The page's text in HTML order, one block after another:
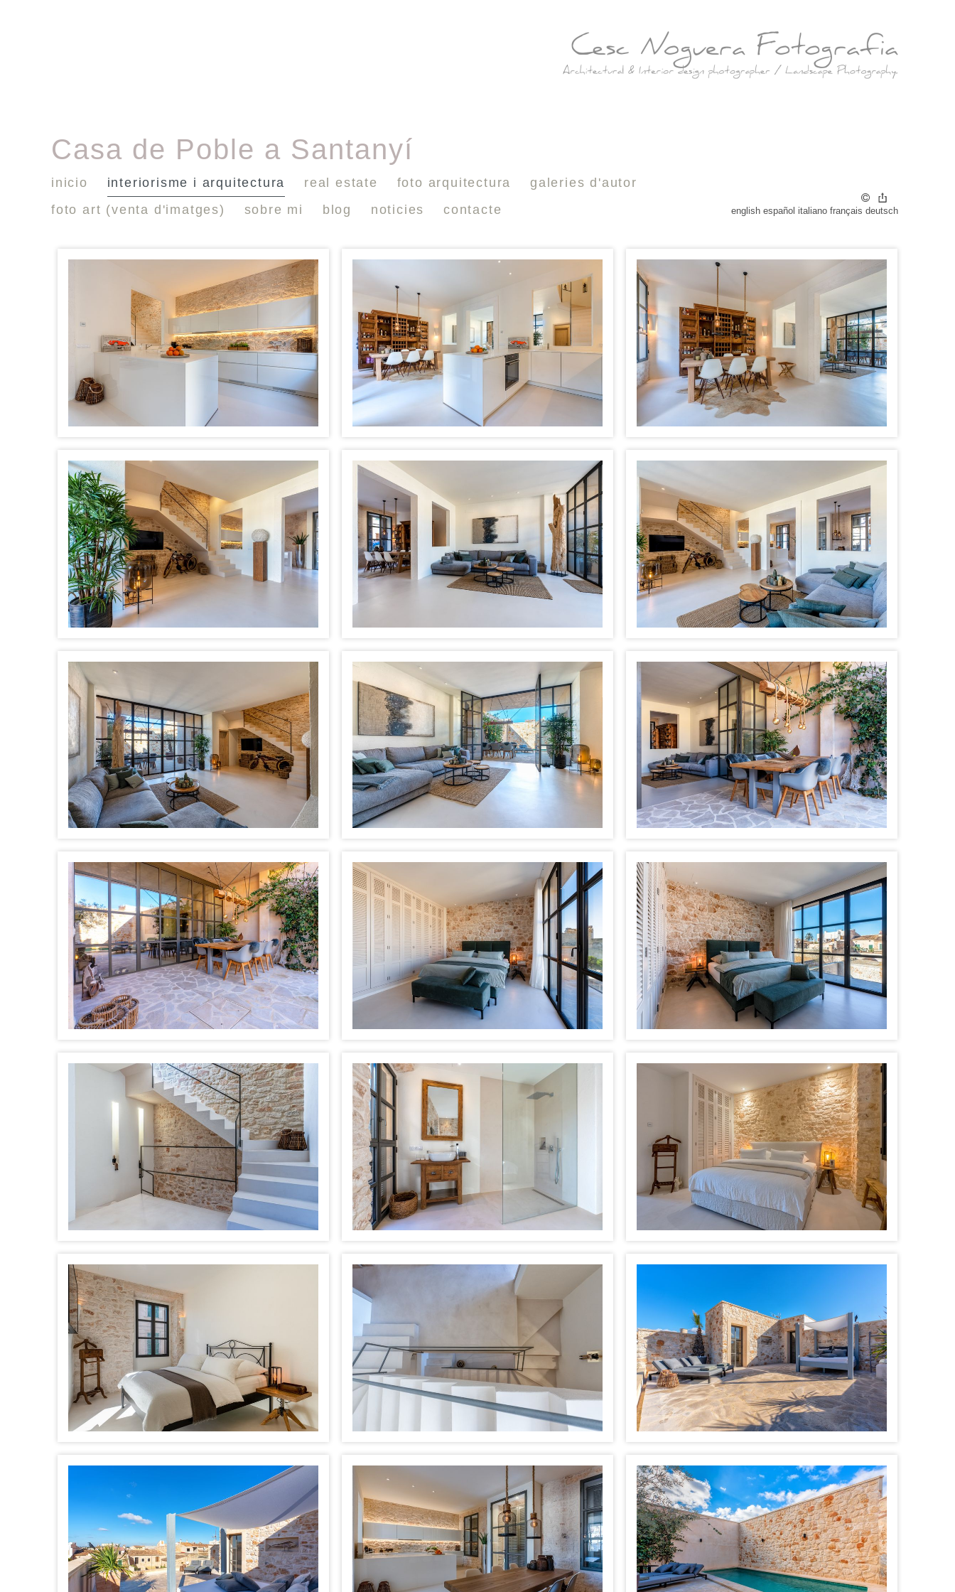
Casa de Poble a Santanyí
inicio interiorisme i arquitectura real estate foto arquitectura
galeries d'autor
foto art (venta d'imatges)
sobre mi blog noticies contacte english español italiano français deutsch